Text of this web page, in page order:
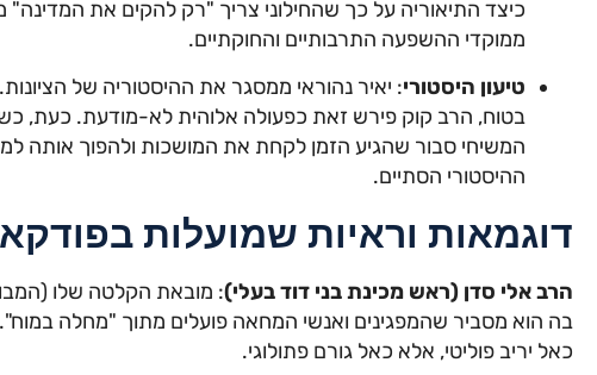
כיצד התיאוריה על כך שהחילוני צריך "רק להקים את המדינה"
ממוקדי ההשפעה התרבותיים והחוקתיים.
טיעון היסטורי: יאיר נהוראי ממסגר את ההיסטוריה של
בטוח, הרב קוק פירש זאת כפעולה אלוהית לא-מודעת. כעת,
המשיחי סבור שהגיע הזמן לקחת את המושכות ולהפוך אותה
ההיסטורי הסתיים.
דוגמאות וראיות שמועלות
הרב אלי סדן (ראש מכינת בני דוד בעלי): מובאת הקלטה שלו
בה הוא מסביר שהמפגינים ואנשי המחאה פועלים מתוך "מחלה
כאל יריב פוליטי, אלא כאל גורם פתולוגי.